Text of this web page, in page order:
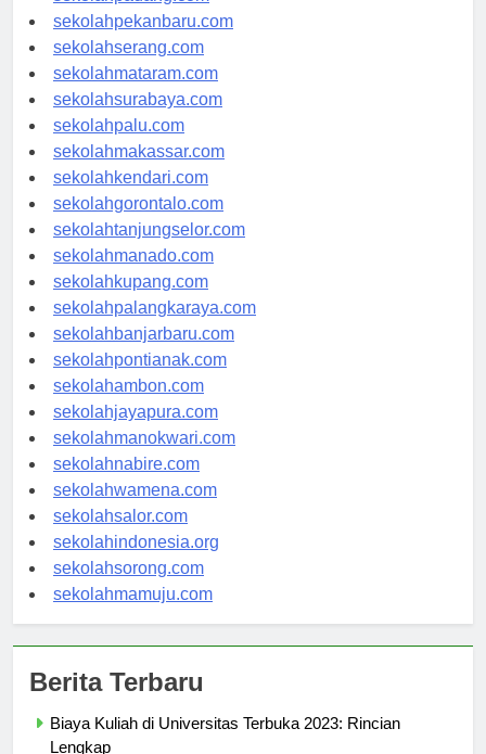
sekolahpadang.com
sekolahpekanbaru.com
sekolahserang.com
sekolahmataram.com
sekolahsurabaya.com
sekolahpalu.com
sekolahmakassar.com
sekolahkendari.com
sekolahgorontalo.com
sekolahtanjungselor.com
sekolahmanado.com
sekolahkupang.com
sekolahpalangkaraya.com
sekolahbanjarbaru.com
sekolahpontianak.com
sekolahambon.com
sekolahjayapura.com
sekolahmanokwari.com
sekolahnabire.com
sekolahwamena.com
sekolahsalor.com
sekolahindonesia.org
sekolahsorong.com
Biaya Kuliah di Universitas Terbuka 2023: Rincian